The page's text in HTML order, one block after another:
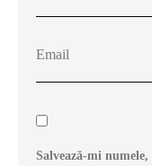
Salvează-mi